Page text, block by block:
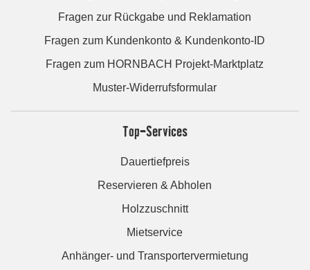
Fragen zur Rückgabe und Reklamation
Fragen zum Kundenkonto & Kundenkonto-ID
Fragen zum HORNBACH Projekt-Marktplatz
Muster-Widerrufsformular
Top-Services
Dauertiefpreis
Reservieren & Abholen
Holzzuschnitt
Mietservice
Anhänger- und Transportervermietung